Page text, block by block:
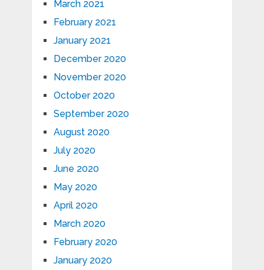
March 2021
February 2021
January 2021
December 2020
November 2020
October 2020
September 2020
August 2020
July 2020
June 2020
May 2020
April 2020
March 2020
February 2020
January 2020